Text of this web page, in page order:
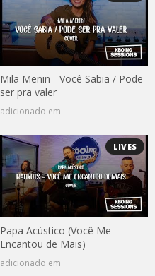
Mila Menin - Você Sabia / Pode
ser pra valer
adicionado em
LIVES
Papa Acústico (Você Me
Encantou de Mais)
adicionado em